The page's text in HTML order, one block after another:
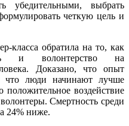
убедительными, выбрать
четкую цель и
класса обратила на то, как
и волонтерство на
Доказано, что опыт
что люди начинают лучше
положительное воздействие
Смертность среди
24% ниже.